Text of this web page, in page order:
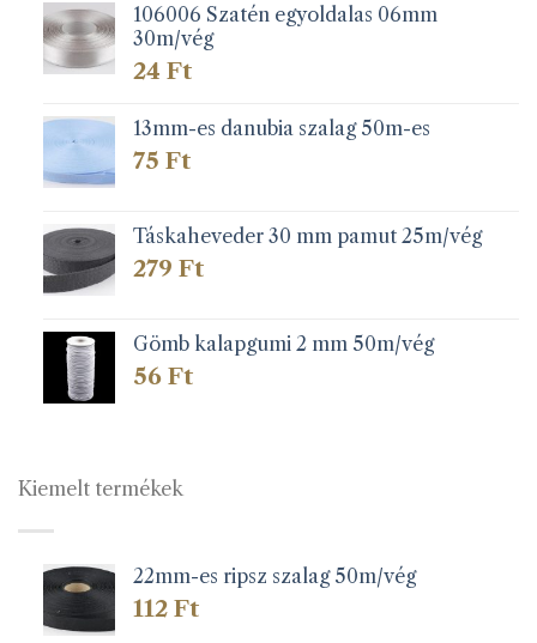
106006 Szatén egyoldalas 06mm
30m/vég
24 Ft
13mm-es danubia szalag 50m-es
75 Ft
Táskaheveder 30 mm pamut 25m/vég
279 Ft
Gömb kalapgumi 2 mm 50m/vég
56 Ft
Kiemelt termékek
22mm-es ripsz szalag 50m/vég
112 Ft